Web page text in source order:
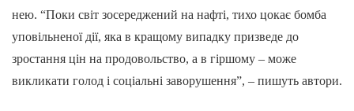
нею. “Поки світ зосереджений на нафті, тихо цокає бомба
уповільненої дії, яка в кращому випадку призведе до
зростання цін на продовольство, а в гіршому – може
викликати голод і соціальні заворушення”, – пишуть автори.